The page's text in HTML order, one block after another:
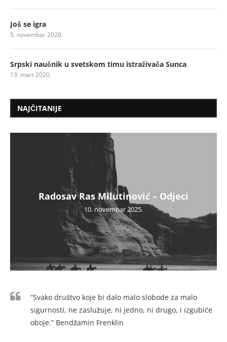
Još se igra
5. novembar 2020.
Srpski naučnik u svetskom timu istraživača Sunca
13. mart 2020.
NAJČITANIJE
Radosav Ras Milutinović – Odjeci
10. novembar 2025.
“Svako društvo koje bi dalo malo slobode za malo
sigurnosti, ne zaslužuje, ni jedno, ni drugo, i izgubiće
oboje.” Bendžamin Frenklin